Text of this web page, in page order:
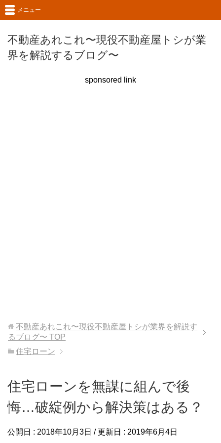
不動産あれこれ〜現役不動産屋トシが業
界を解説するブログ〜
メニュー
sponsored link
不動産あれこれ〜現役不動産屋トシが業界を解説す
るブログ〜 TOP
住宅ローン
住宅ローンを無謀に組んで後
悔…破綻例から解決策はある？
公開日 : 2018年10月3日 / 更新日 : 2019年6月4日